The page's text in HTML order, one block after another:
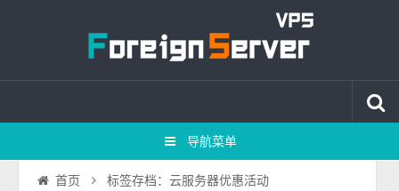
导航菜单
首页 标签存档：云服务器优惠活动